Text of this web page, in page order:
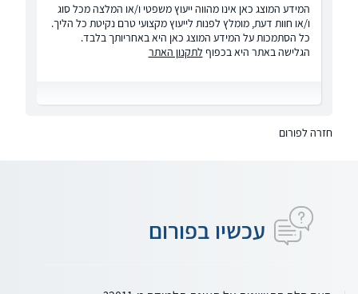
המידע המוצג כאן אינו מהווה ייעוץ משפטי ו/או המלצה מכל סוג
ו/או חוות דעת, מומלץ לפנות לייעוץ מקצועי טרם נקיטת כל הליך.
כל הסתמכות על המידע המוצג כאן היא באחריותך בלבד.
הגלישה באתר היא בכפוף לתקנון האתר
חזרה לפורום
עכשיו בפורום